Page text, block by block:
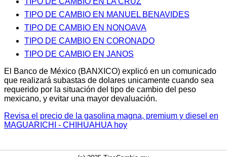
TIPO DE CAMBIO EN MANUEL BENAVIDES
TIPO DE CAMBIO EN NONOAVA
TIPO DE CAMBIO EN CORONADO
TIPO DE CAMBIO EN JANOS
El Banco de México (BANXICO) explicó en un comunicado
que realizará subastas de dolares unicamente cuando sea
requerido por la situación del tipo de cambio del peso
mexicano, y evitar una mayor devaluación.
Revisa el precio de la gasolina magna, premium y diesel en
MAGUARICHI - CHIHUAHUA hoy